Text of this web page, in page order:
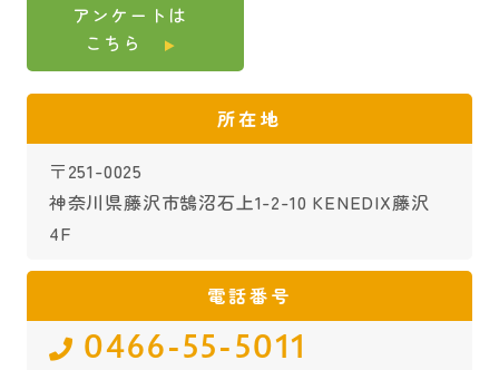
アンケートは
こちら
所在地
〒251-0025
神奈川県藤沢市鵠沼石上1-2-10 KENEDIX藤沢
4F
電話番号
0466-55-5011